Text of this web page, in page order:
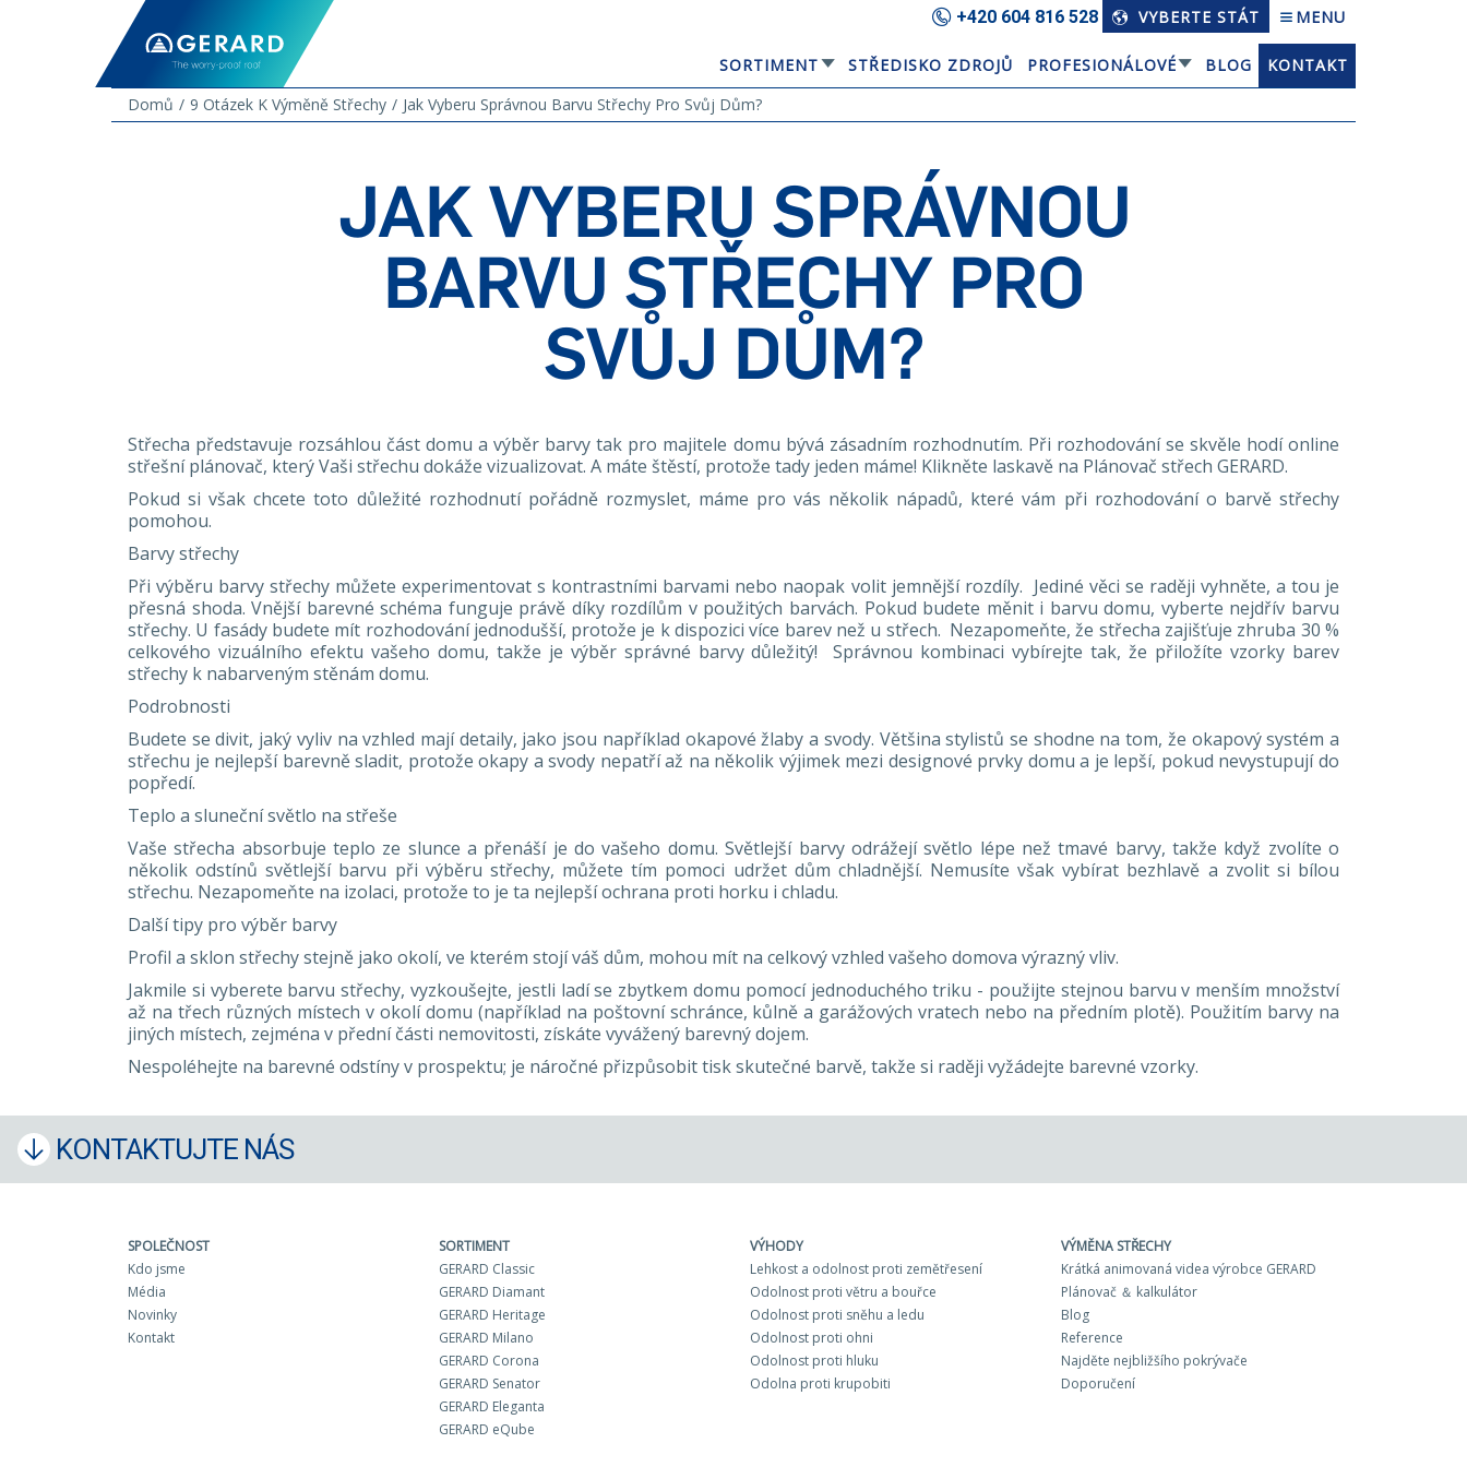
+420 604 816 528 VYBERTE STÁT MENU
SORTIMENT STŘEDISKO ZDROJŮ PROFESIONÁLOVÉ BLOG
KONTAKT
Domů
9 Otázek K Výměně Střechy Jak Vyberu Správnou Barvu Střechy Pro Svůj Dům?
JAK VYBERU SPRÁVNOU
BARVU STŘECHY PRO
SVŮJ DŮM?
Střecha představuje rozsáhlou část domu a výběr barvy tak pro majitele domu bývá zásadním rozhodnutím. Při rozhodování se skvěle hodí online
střešní plánovač, který Vaši střechu dokáže vizualizovat. A máte štěstí, protože tady jeden máme! Klikněte laskavě na Plánovač střech GERARD.
Pokud si však chcete toto důležité rozhodnutí pořádně rozmyslet, máme pro vás několik nápadů, které vám při rozhodování o barvě střechy
pomohou.
Barvy střechy
Při výběru barvy střechy můžete experimentovat s kontrastními barvami nebo naopak volit jemnější rozdíly. Jediné věci se raději vyhněte, a tou je
přesná shoda. Vnější barevné schéma funguje právě díky rozdílům v použitých barvách. Pokud budete měnit i barvu domu, vyberte nejdřív barvu
střechy. U fasády budete mít rozhodování jednodušší, protože je k dispozici více barev než u střech. Nezapomeňte, že střecha zajišťuje zhruba 30 %
celkového vizuálního efektu vašeho domu, takže je výběr správné barvy důležitý! Správnou kombinaci vybírejte tak, že přiložíte vzorky barev
střechy k nabarveným stěnám domu.
Podrobnosti
Budete se divit, jaký vyliv na vzhled mají detaily, jako jsou například okapové žlaby a svody. Většina stylistů se shodne na tom, že okapový systém a
střechu je nejlepší barevně sladit, protože okapy a svody nepatří až na několik výjimek mezi designové prvky domu a je lepší, pokud nevystupují do
popředí.
Teplo a sluneční světlo na střeše
Vaše střecha absorbuje teplo ze slunce a přenáší je do vašeho domu. Světlejší barvy odrážejí světlo lépe než tmavé barvy, takže když zvolíte o
několik odstínů světlejší barvu při výběru střechy, můžete tím pomoci udržet dům chladnější. Nemusíte však vybírat bezhlavě a zvolit si bílou
střechu. Nezapomeňte na izolaci, protože to je ta nejlepší ochrana proti horku i chladu.
Další tipy pro výběr barvy
Profil a sklon střechy stejně jako okolí, ve kterém stojí váš dům, mohou mít na celkový vzhled vašeho domova výrazný vliv.
Jakmile si vyberete barvu střechy, vyzkoušejte, jestli ladí se zbytkem domu pomocí jednoduchého triku - použijte stejnou barvu v menším množství
až na třech různých místech v okolí domu (například na poštovní schránce, kůlně a garážových vratech nebo na předním plotě). Použitím barvy na
jiných místech, zejména v přední části nemovitosti, získáte vyvážený barevný dojem.
Nespoléhejte na barevné odstíny v prospektu; je náročné přizpůsobit tisk skutečné barvě, takže si raději vyžádejte barevné vzorky.
KONTAKTUJTE NÁS
SPOLEČNOST
Kdo jsme
Média
Novinky
Kontakt
SORTIMENT
GERARD Classic
GERARD Diamant
GERARD Heritage
GERARD Milano
GERARD Corona
GERARD Senator
GERARD Eleganta
GERARD eQube
VÝHODY
Lehkost a odolnost proti zemětřesení
Odolnost proti větru a bouřce
Odolnost proti sněhu a ledu
Odolnost proti ohni
Odolnost proti hluku
Odolna proti krupobiti
VÝMĚNA STŘECHY
Krátká animovaná videa výrobce GERARD
Plánovač ＆ kalkulátor
Blog
Reference
Najděte nejbližšího pokrývače
Doporučení